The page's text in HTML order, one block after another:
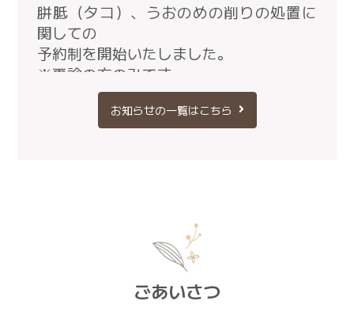
胼胝（タコ）、うおのめの削りの処置に
関しての
予約制を開始いたしました。
※再診の方のみです。
初診の方は胼胝（タコ）のように見え
ても、いぼなどの場合がありますので、
まずは診察にお越しください。
一般のお知らせ
当院の受付方法について
当院の診察は順番制です。 （一部の処置や検査な
お知らせの一覧はこちら
ごあいさつ